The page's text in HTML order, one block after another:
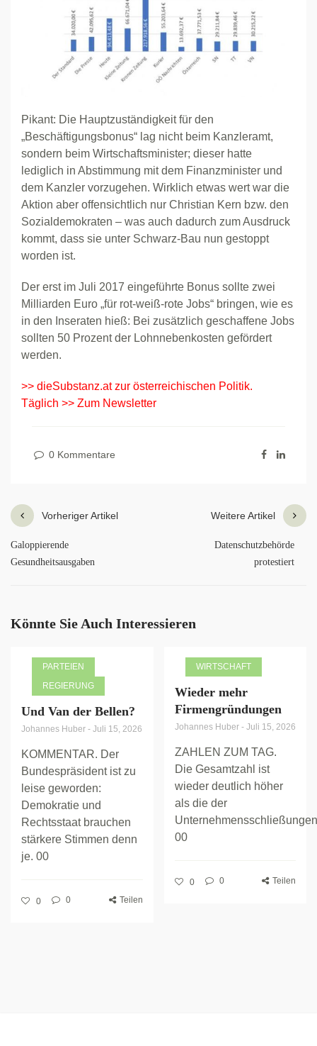
Pikant: Die Hauptzuständigkeit für den
„Beschäftigungsbonus“ lag nicht beim Kanzleramt,
sondern beim Wirtschaftsminister; dieser hatte
lediglich in Abstimmung mit dem Finanzminister und
dem Kanzler vorzugehen. Wirklich etwas wert war die
Aktion aber offensichtlich nur Christian Kern bzw. den
Sozialdemokraten – was auch dadurch zum Ausdruck
kommt, dass sie unter Schwarz-Bau nun gestoppt
worden ist.
Der erst im Juli 2017 eingeführte Bonus sollte zwei
Milliarden Euro „für rot-weiß-rote Jobs“ bringen, wie es
in den Inseraten hieß: Bei zusätzlich geschaffene Jobs
sollten 50 Prozent der Lohnnebenkosten gefördert
werden.
>> dieSubstanz.at zur österreichischen Politik.
Täglich >> Zum Newsletter
0 Kommentare
Vorheriger Artikel
Galoppierende
Gesundheitsausgaben
Weitere Artikel
Datenschutzbehörde
protestiert
Könnte Sie Auch Interessieren
PARTEIEN
REGIERUNG
Und Van der Bellen?
Johannes Huber - Juli 15, 2026
KOMMENTAR. Der
Bundespräsident ist zu
leise geworden:
Demokratie und
Rechtsstaat brauchen
stärkere Stimmen denn
je. 00
0 0 Teilen
WIRTSCHAFT
Wieder mehr
Firmengründungen
Johannes Huber - Juli 15, 2026
ZAHLEN ZUM TAG.
Die Gesamtzahl ist
wieder deutlich höher
als die der
00
0 0 Teilen